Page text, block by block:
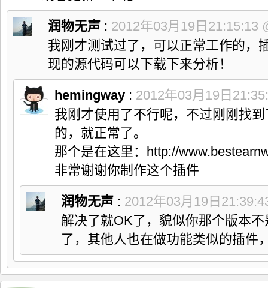
润物无声 : 2012年03月19日21:15:13
我刚才测试过了，可以正常工作的，
现的源代码可以下载下来分析！
hemingway : 2012年03月19日
我刚才使用了不行呢，不过刚刚找
的，就正常了。
那个是在这里：http://
非常谢谢你制作这个插件
润物无声 : 2012年03月19日
解决了就OK了，貌似你那个版本
了，其他人也在做功能类似的插件